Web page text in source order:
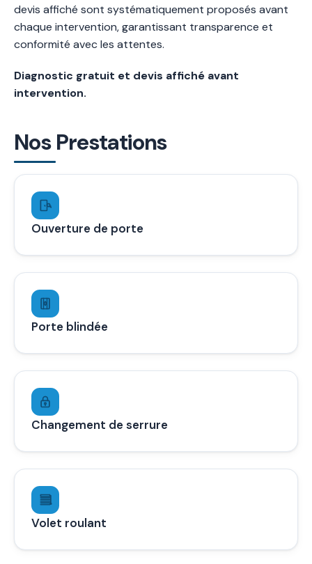
devis affiché sont systématiquement proposés avant
chaque intervention, garantissant transparence et
conformité avec les attentes.
Diagnostic gratuit et devis affiché avant
intervention.
Nos Prestations
Ouverture de porte
Porte blindée
Changement de serrure
Volet roulant